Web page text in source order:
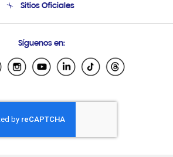
Condiciones de Compra
Soporte vía eMail
Sitios Oficiales
Samsung Ecuador
Samsung El Salvador
Samsung Honduras
Samsung Nicaragua
Samsung Panamá
Síguenos en: